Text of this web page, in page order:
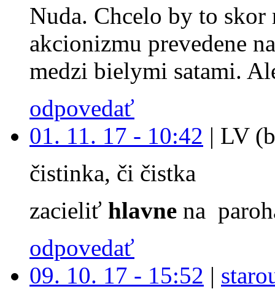
Nuda. Chcelo by to
akcionizmu prevedene
medzi bielymi satami.
odpovedať
01. 11. 17 - 10:42 | LV
čistinka, či čistka
zacieliť hlavne na
odpovedať
09. 10. 17 - 15:52 |